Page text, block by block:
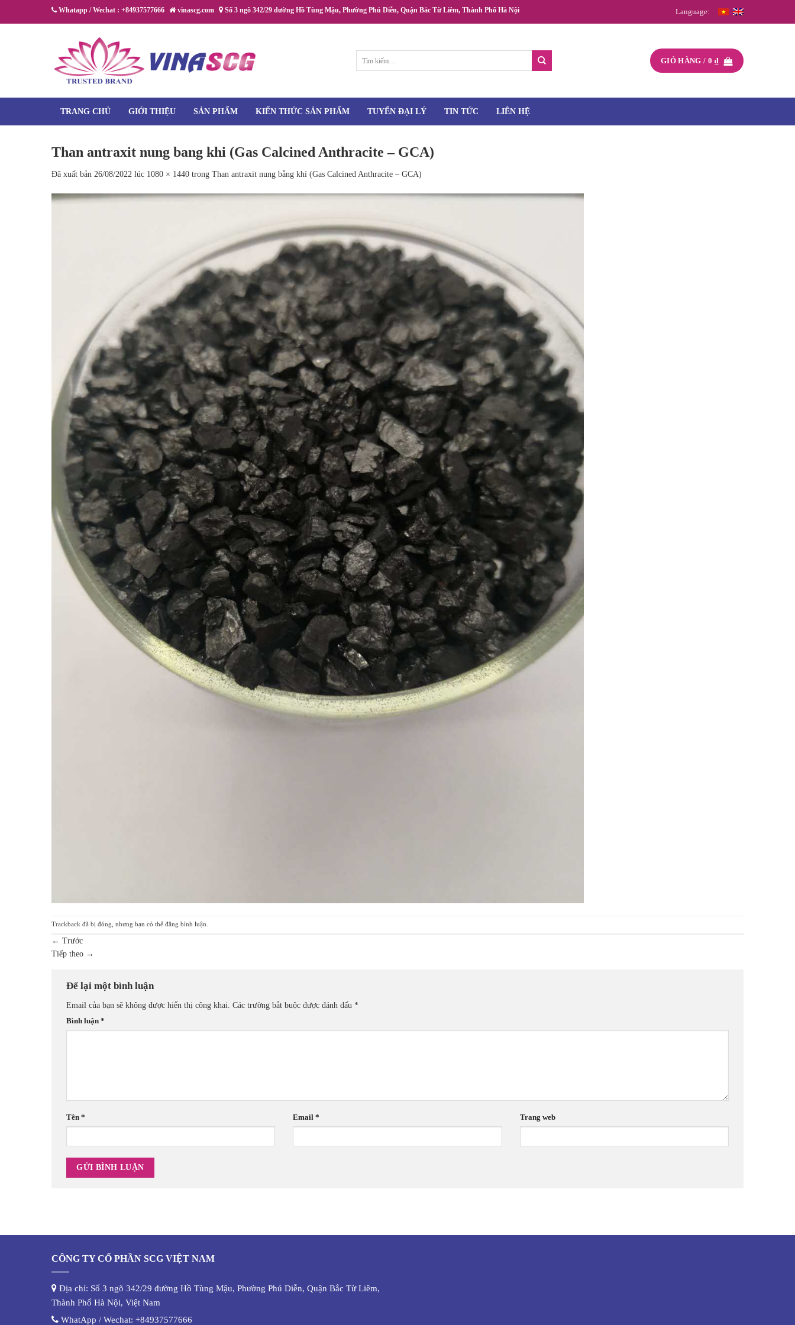
Whatapp / Wechat : +84937577666 vinascg.com Số 3 ngõ 342/29 đường Hồ Tùng Mậu, Phường Phú Diễn, Quận Bắc Từ Liêm, Thành Phố Hà Nội Language:
kiếm:
GIỎ HÀNG /0 ₫
TRANG CHỦ GIỚI THIỆU SẢN PHẨM KIẾN THỨC SẢN PHẨM TUYỂN ĐẠI LÝ TIN TỨC LIÊN HỆ
Than antraxit nung bang khi (Gas Calcined Anthracite – GCA)
Đã xuất bản 26/08/2022 lúc 1080 × 1440 trong Than antraxit nung bằng khí (Gas Calcined Anthracite – GCA)
Trackback đã bị đóng, nhưng bạn có thể đăng bình luận.
← Trước
Tiếp theo →
Để lại một bình luận
Email của bạn sẽ không được hiển thị công khai. Các trường bắt buộc được đánh dấu *
Bình luận *
Tên * Email* Trang web
CÔNG TY CỔ PHẦN SCG VIỆT NAM
Địa chỉ: Số 3 ngõ 342/29 đường Hồ Tùng Mậu, Phường Phú Diễn, Quận Bắc Từ Liêm,
Thành Phố Hà Nội, Việt Nam
WhatApp / Wechat: +84937577666